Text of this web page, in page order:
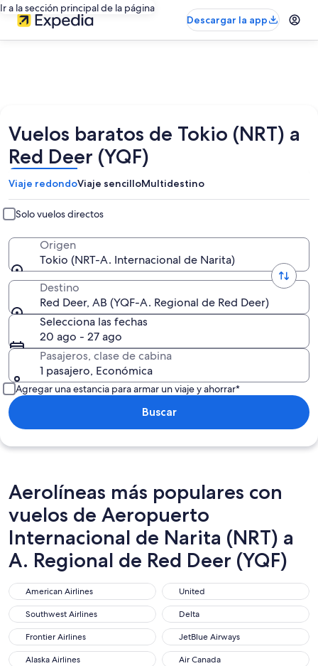
Ir a la sección principal de la página
Descargar la app
Vuelos baratos de Tokio (NRT) a
Red Deer (YQF)
Viaje redondoViaje sencilloMultidestino
Solo vuelos directos
Origen
Tokio (NRT-A. Internacional de Narita)
Destino
Red Deer, AB (YQF-A. Regional de Red Deer)
Selecciona las fechas
20 ago - 27 ago
Pasajeros, clase de cabina
1 pasajero, Económica
Agregar una estancia para armar un viaje y ahorrar*
Buscar
Aerolíneas más populares con
vuelos de Aeropuerto
Internacional de Narita (NRT) a
A. Regional de Red Deer (YQF)
American Airlines
American Airlines United
United
Southwest Airlines
Southwest Airlines Delta
Delta
Frontier Airlines
Frontier Airlines JetBlue Airways
JetBlue Airways
Alaska Airlines
Alaska Airlines Air Canada
Air Canada